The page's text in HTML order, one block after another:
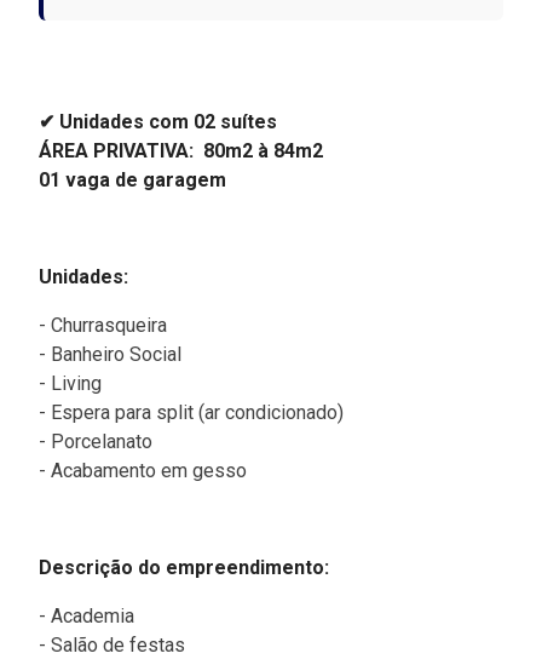
✔ Unidades com 02 suítes
ÁREA PRIVATIVA: 80m2 à 84m2
01 vaga de garagem
Unidades:
- Churrasqueira
- Banheiro Social
- Living
- Espera para split (ar condicionado)
- Porcelanato
- Acabamento em gesso
Descrição do empreendimento:
- Academia
- Salão de festas